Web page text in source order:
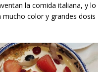
la comida italiana, y lo
color y grandes dosis